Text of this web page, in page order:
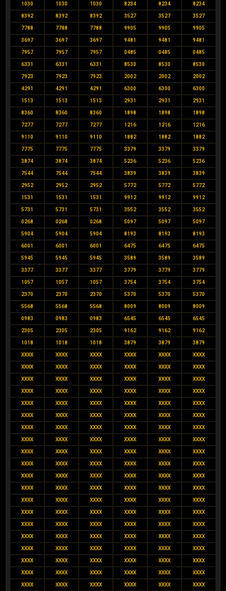
1030 1030 1030 8234 8234 8234
8392 8392 8392 3527 3527 3527
7788 7788 7788 9905 9905 9905
3697 3697 3697 9481 9481 9481
7957 7957 7957 0485 0485 0485
6331 6331 6331 8530 8530 8530
7923 7923 7923 2002 2002 2002
4291 4291 4291 6300 6300 6300
1513 1513 1513 2931 2931 2931
8360 8360 8360 1898 1898 1898
7277 7277 7277 1216 1216 1216
9110 9110 9110 1882 1882 1882
7775 7775 7775 3379 3379 3379
3874 3874 3874 5236 5236 5236
7544 7544 7544 3839 3839 3839
2952 2952 2952 5772 5772 5772
1531 1531 1531 9912 9912 9912
5731 5731 5731 3552 3552 3552
0268 0268 0268 5097 5097 5097
5904 5904 5904 8193 8193 8193
6001 6001 6001 6475 6475 6475
5945 5945 5945 3589 3589 3589
3377 3377 3377 3779 3779 3779
1057 1057 1057 3754 3754 3754
2370 2370 2370 5370 5370 5370
5568 5568 5568 8009 8009 8009
0983 0983 0983 6545 6545 6545
2305 2305 2305 9162 9162 9162
1018 1018 1018 3879 3879 3879
XXXX XXXX XXXX XXXX XXXX XXXX
XXXX XXXX XXXX XXXX XXXX XXXX
XXXX XXXX XXXX XXXX XXXX XXXX
XXXX XXXX XXXX XXXX XXXX XXXX
XXXX XXXX XXXX XXXX XXXX XXXX
XXXX XXXX XXXX XXXX XXXX XXXX
XXXX XXXX XXXX XXXX XXXX XXXX
XXXX XXXX XXXX XXXX XXXX XXXX
XXXX XXXX XXXX XXXX XXXX XXXX
XXXX XXXX XXXX XXXX XXXX XXXX
XXXX XXXX XXXX XXXX XXXX XXXX
XXXX XXXX XXXX XXXX XXXX XXXX
XXXX XXXX XXXX XXXX XXXX XXXX
XXXX XXXX XXXX XXXX XXXX XXXX
XXXX XXXX XXXX XXXX XXXX XXXX
XXXX XXXX XXXX XXXX XXXX XXXX
XXXX XXXX XXXX XXXX XXXX XXXX
XXXX XXXX XXXX XXXX XXXX XXXX
XXXX XXXX XXXX XXXX XXXX XXXX
XXXX XXXX XXXX XXXX XXXX XXXX